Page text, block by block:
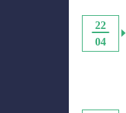
22
04